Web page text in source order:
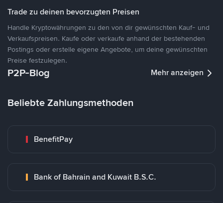
Trade zu deinen bevorzugten Preisen
Handle Kryptowährungen zu den von dir gewünschten Kauf- und
Verkaufspreisen. Kaufe oder verkaufe anhand der bestehenden
Postings oder erstelle eigene Angebote, um deine gewünschten
Preise festzulegen.
P2P-Blog Mehr anzeigen
Beliebte Zahlungsmethoden
BenefitPay
Bank of Bahrain and Kuwait B.S.C.